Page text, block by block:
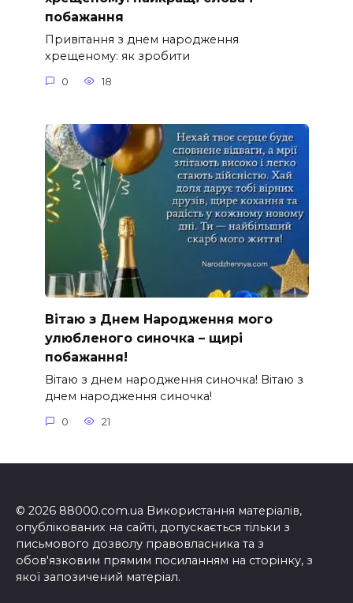
побажання
Привітання з днем народження
хрещеному: як зробити
0 18
Вітаю з Днем Народження мого
улюбленого синочка – щирі
побажання!
Вітаю з днем народження синочка! Вітаю з
днем народження синочка!
0 21
© 2026 88000.com.ua Використання матеріалів,
опублікованих на сайті, допускається тільки з
письмового дозволу правовласника та з
обов'язковим прямим посиланням на сторінку, з
якої запозичений матеріал.